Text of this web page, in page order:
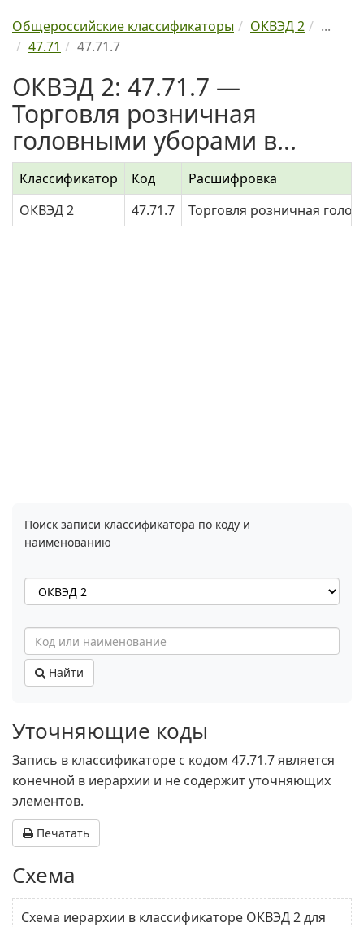
Общероссийские классификаторы ОКВЭД 2
...
47.71
47.71.7
ОКВЭД 2: 47.71.7 —
Торговля розничная
головными уборами в...
Классификатор Код
Расшифровка
ОКВЭД 2
47.71.7 Торговля розничная
Поиск записи классификатора по коду и
наименованию
Найти
Уточняющие коды
Запись в классификаторе с кодом 47.71.7 является
конечной в иерархии и не содержит уточняющих
элементов.
Печатать
Схема
Схема иерархии в классификаторе ОКВЭД 2 для